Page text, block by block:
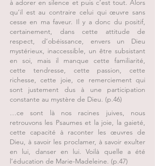
à adorer en silence et puis c’est tout. Alors
qu’il est au contraire celui qui œuvre sans
cesse en ma faveur. Il y a donc du positif,
certainement, dans cette attitude de
respect, d’obéissance, envers un Dieu
mystérieux, inaccessible, un être subsistant
en soi, mais il manque cette familiarité,
cette tendresse, cette passion, cette
richesse, cette joie, ce remerciement qui
sont justement dus à une participation
constante au mystère de Dieu. (p.46)
…ce sont là nos racines juives, nous
retrouvons les Psaumes et la joie, la gaieté,
cette capacité à raconter les œuvres de
Dieu, à savoir les proclamer, à savoir exulter
en lui, danser en lui. Voilà quelle a été
l’éducation de Marie-Madeleine. (p.47)